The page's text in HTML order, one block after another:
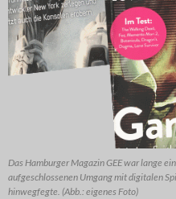
Das Hamburger Magazin GEE war lange
aufgeschlossenen Umgang mit digitalen
hinwegfegte. (Abb.: eigenes Foto)